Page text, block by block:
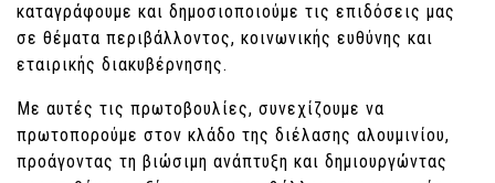
καταγράφουμε και δημοσιοποιούμε τις επιδόσεις μας
σε θέματα περιβάλλοντος, κοινωνικής ευθύνης και
εταιρικής διακυβέρνησης.
Με αυτές τις πρωτοβουλίες, συνεχίζουμε να
πρωτοπορούμε στον κλάδο της διέλασης αλουμινίου,
προάγοντας τη βιώσιμη ανάπτυξη και δημιουργώντας